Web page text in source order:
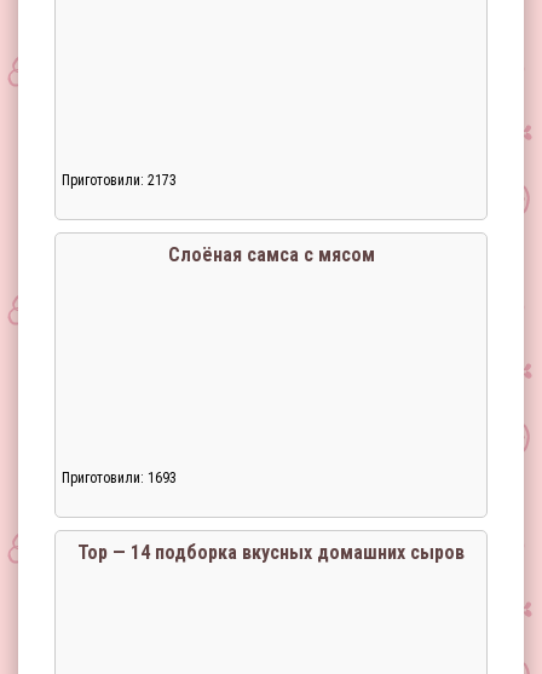
Приготовили: 2173
Слоёная самса с мясом
Приготовили: 1693
Тор — 14 подборка вкусных домашних сыров